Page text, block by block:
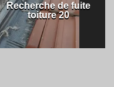
Recherche de fuite
toiture 20